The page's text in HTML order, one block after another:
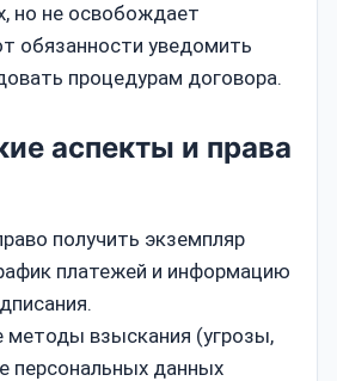
но не освобождает
обязанности уведомить
процедурам договора.
аспекты и права
получить экземпляр
платежей и информацию
методы взыскания (угрозы,
персональных данных